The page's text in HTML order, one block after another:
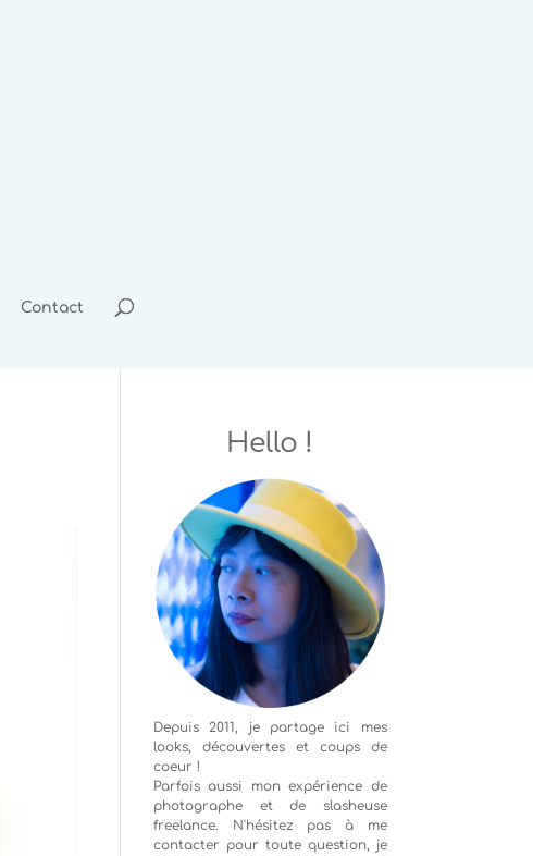
Contact
Hello !
Depuis 2011, je partage ici mes
looks, découvertes et coups de
coeur !
Parfois aussi mon expérience de
photographeet de slasheuse
freelance. N'hésitez pas à me
contacter pour toute question, je